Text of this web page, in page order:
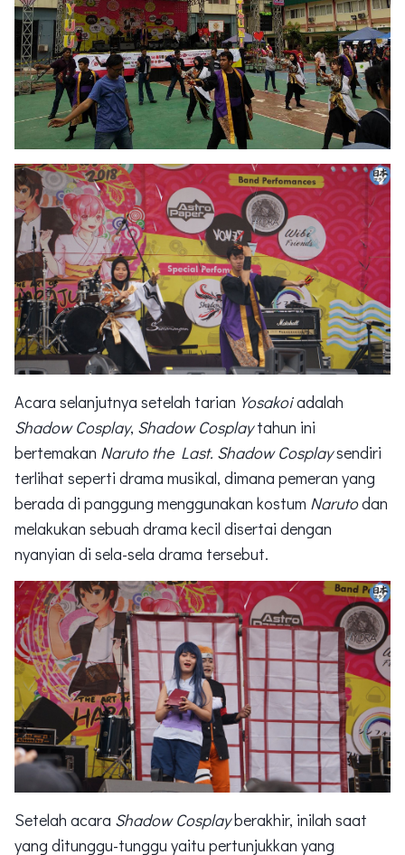
Acara selanjutnya setelah tarian Yosakoiadalah
Shadow Cosplay, Shadow Cosplaytahun ini
bertemakan Naruto the Last. Shadow Cosplaysendiri
terlihat seperti drama musikal, dimana pemeran yang
berada di panggung menggunakan kostum Narutodan
melakukan sebuah drama kecil disertai dengan
nyanyian di sela-sela drama tersebut.
Setelah acara Shadow Cosplayberakhir, inilah saat
yang ditunggu-tunggu yaitu pertunjukkan yang